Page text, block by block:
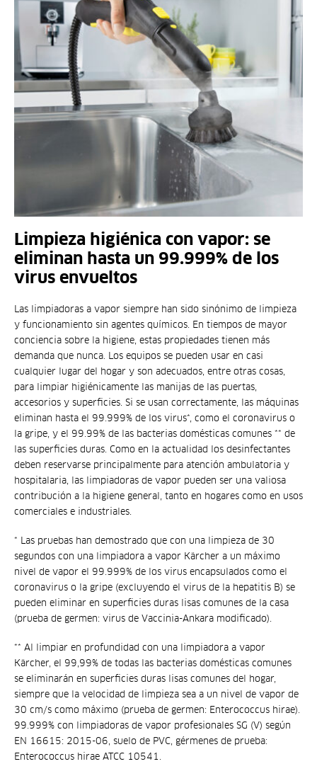
Limpieza higiénica con vapor: se
eliminan hasta un 99.999% de los
virus envueltos
Las limpiadoras a vapor siempre han sido sinónimo de limpieza
y funcionamiento sin agentes químicos. En tiempos de mayor
conciencia sobre la higiene, estas propiedades tienen más
demanda que nunca. Los equipos se pueden usar en casi
cualquier lugar del hogar y son adecuados, entre otras cosas,
para limpiar higiénicamente las manijas de las puertas,
accesorios y superficies. Si se usan correctamente, las máquinas
eliminan hasta el 99.999% de los virus*, como el coronavirus o
la gripe, y el 99.99% de las bacterias domésticas comunes ** de
las superficies duras. Como en la actualidad los desinfectantes
deben reservarse principalmente para atención ambulatoria y
hospitalaria, las limpiadoras de vapor pueden ser una valiosa
contribución a la higiene general, tanto en hogares como en usos
comerciales e industriales.
* Las pruebas han demostrado que con una limpieza de 30
segundos con una limpiadora a vapor Kärcher a un máximo
nivel de vapor el 99.999% de los virus encapsulados como el
coronavirus o la gripe (excluyendo el virus de la hepatitis B) se
pueden eliminar en superficies duras lisas comunes de la casa
(prueba de germen: virus de Vaccinia-Ankara modificado).
** Al limpiar en profundidad con una limpiadora a vapor
Kärcher, el 99,99% de todas las bacterias domésticas comunes
se eliminarán en superficies duras lisas comunes del hogar,
siempre que la velocidad de limpieza sea a un nivel de vapor de
30 cm/s como máximo (prueba de germen: Enterococcus hirae).
99.999% con limpiadoras de vapor profesionales SG (V) según
EN 16615: 2015-06, suelo de PVC, gérmenes de prueba:
Enterococcus hirae ATCC 10541.